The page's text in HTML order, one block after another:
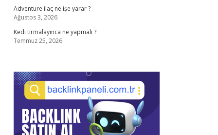
Adventure ilaç ne işe yarar ?
Ağustos 3, 2026
Kedi tirmalayinca ne yapmalı ?
Temmuz 25, 2026